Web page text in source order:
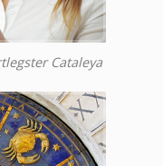
Cataleya